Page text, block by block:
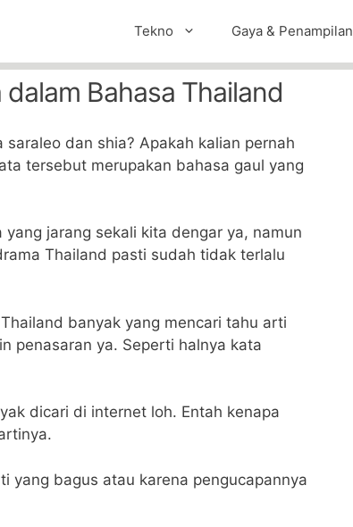
Tekno Gaya & Penampilan
Bahasa Thailand
dan shia? Apakah kalian pernah
tersebut merupakan bahasa gaul yang
jarang sekali kita dengar ya, namun
Thailand pasti sudah tidak terlalu
banyak yang mencari tahu arti
penasaran ya. Seperti halnya kata
dicari di internet loh. Entah kenapa
yang bagus atau karena pengucapannya